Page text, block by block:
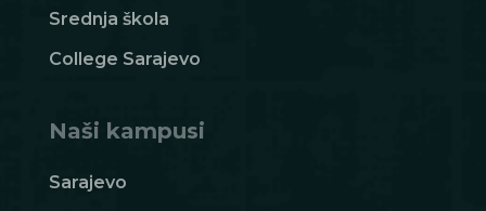
Srednja škola
College Sarajevo
Naši kampusi
Sarajevo